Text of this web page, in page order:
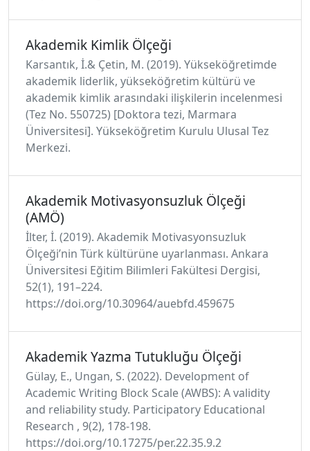
Akademik Kimlik Ölçeği
Karsantık, İ.& Çetin, M. (2019). Yükseköğretimde
akademik liderlik, yükseköğretim kültürü ve
akademik kimlik arasındaki ilişkilerin incelenmesi
(Tez No. 550725) [Doktora tezi, Marmara
Üniversitesi]. Yükseköğretim Kurulu Ulusal Tez
Merkezi.
Akademik Motivasyonsuzluk Ölçeği
(AMÖ)
İlter, İ. (2019). Akademik Motivasyonsuzluk
Ölçeği’nin Türk kültürüne uyarlanması. Ankara
Üniversitesi Eğitim Bilimleri Fakültesi Dergisi,
52(1), 191–224.
https://doi.org/10.30964/auebfd.459675
Akademik Yazma Tutukluğu Ölçeği
Gülay, E., Ungan, S. (2022). Development of
Academic Writing Block Scale (AWBS): A validity
and reliability study. Participatory Educational
Research , 9(2), 178-198.
https://doi.org/10.17275/per.22.35.9.2